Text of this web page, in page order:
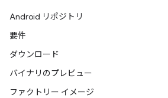
Android リポジトリ
要件
ダウンロード
バイナリのプレビュー
ファクトリー イメージ